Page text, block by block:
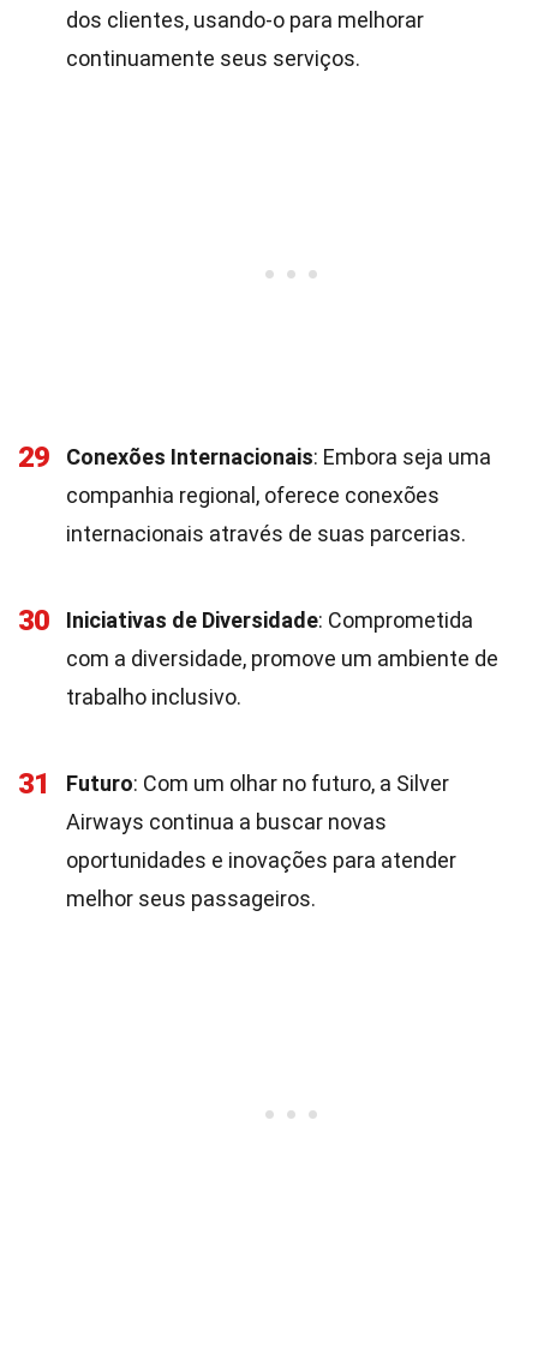
dos clientes, usando-o para melhorar
continuamente seus serviços.
29 Conexões Internacionais: Embora seja uma
companhia regional, oferece conexões
internacionais através de suas parcerias.
30 Iniciativas de Diversidade: Comprometida
com a diversidade, promove um ambiente de
trabalho inclusivo.
31 Futuro: Com um olhar no futuro, a Silver
Airways continua a buscar novas
oportunidades e inovações para atender
melhor seus passageiros.